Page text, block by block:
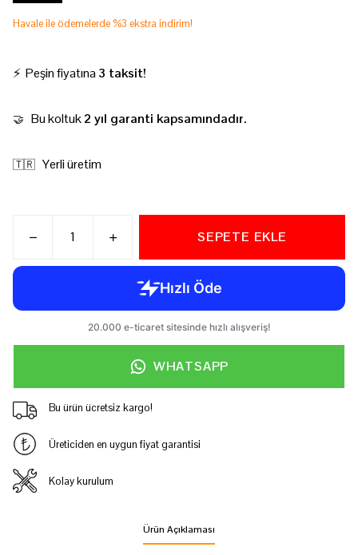
Havale ile ödemelerde %3 ekstra indirim!
⚡ Peşin fiyatına 3 taksit!
🤝 Bu koltuk2 yıl garanti kapsamındadır.
🇹🇷 Yerli üretim
SEPETE EKLE
WHATSAPP
Bu ürün ücretsiz kargo!
Üreticiden en uygun fiyat garantisi
Kolay kurulum
Ürün Açıklaması